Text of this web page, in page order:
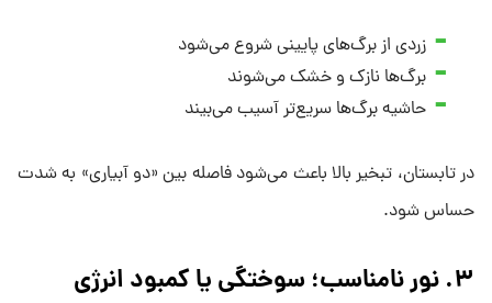
زردی از برگ‌های پایینی شروع می‌شود
برگ‌ها نازک و خشک می‌شوند
حاشیه برگ‌ها سریع‌تر آسیب می‌بیند
در تابستان، تبخیر بالا باعث می‌شود فاصله بین «دو آبیاری» به شدت
حساس شود.
۳. نور نامناسب؛ سوختگی یا کمبود انرژی